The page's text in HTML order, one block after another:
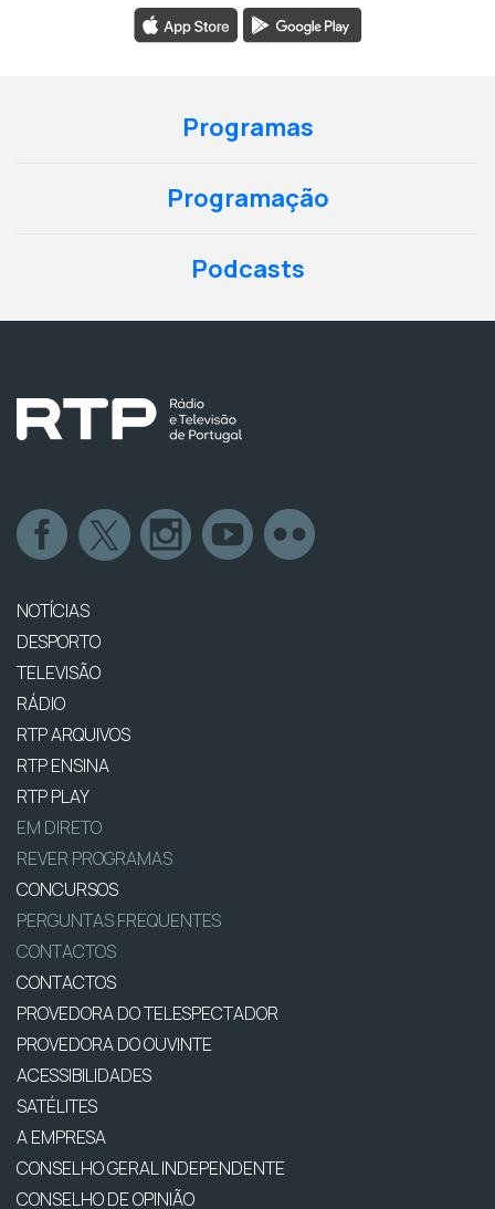
Programas
Programação
Podcasts
NOTÍCIAS
DESPORTO
TELEVISÃO
RÁDIO
RTP ARQUIVOS
RTP ENSINA
RTP PLAY
EM DIRETO
REVER PROGRAMAS
CONCURSOS
PERGUNTAS FREQUENTES
CONTACTOS
CONTACTOS
PROVEDORA DO TELESPECTADOR
PROVEDORA DO OUVINTE
ACESSIBILIDADES
SATÉLITES
A EMPRESA
CONSELHO GERAL INDEPENDENTE
CONSELHO DE OPINIÃO